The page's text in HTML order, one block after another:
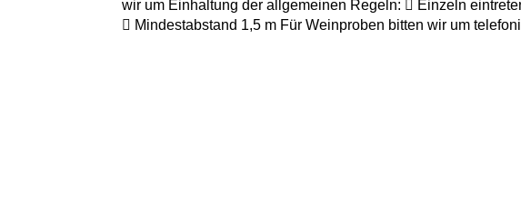
wir um Einhaltung der allgemeinen Regeln:  Einzeln
 Mindestabstand 1,5 m Für Weinproben bitten wir um